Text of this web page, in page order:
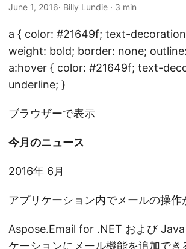
a
June 1, 2016· Billy Lundie · 3 min
a { color: #21649f; text-
weight: bold; border: none;
a:hover { color: #21649f; text-
underline; }
ブラウザーで表示
今月のニュース
2016年 6月
アプリケーション内でメールの操作
Aspose.Email for .NET および Java
ケーションにメール機能を追加でき